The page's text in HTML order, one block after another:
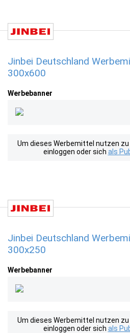
Jinbei Deutschland
300x600
Werbebanner
Um dieses Werbemittel nutzen
einloggen oder sich als
Jinbei Deutschland
300x250
Werbebanner
Um dieses Werbemittel nutzen
einloggen oder sich als